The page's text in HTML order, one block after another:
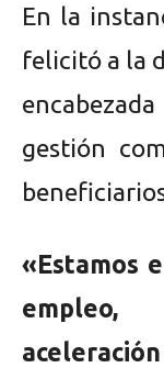
En la
felicitó a la
gestión
«Estamos